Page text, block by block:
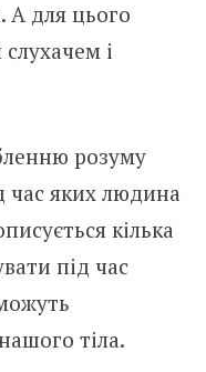
А для цього
і
розуму
час яких людина
кілька
під час
тіла.